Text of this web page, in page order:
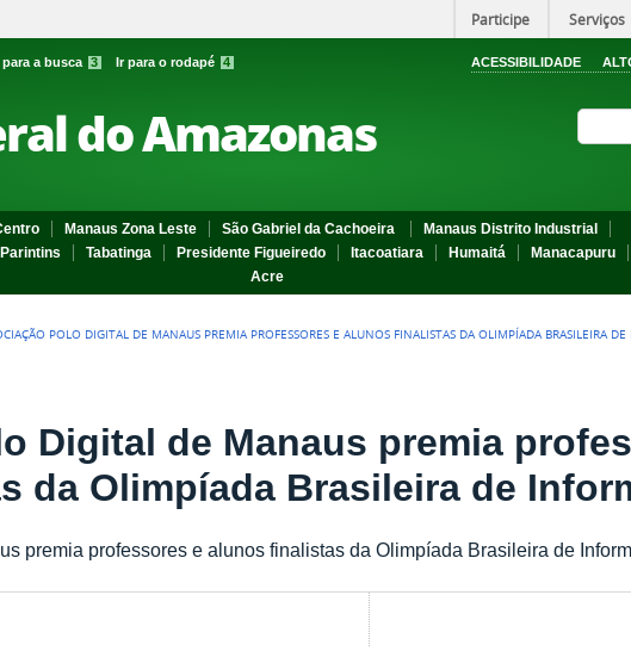
Participe Serviços
para a busca 3 Ir para o rodapé 4 ACESSIBILIDADE
do Amazonas
Manaus Zona Leste São Gabriel da Cachoeira
Manaus Distrito Industrial
Parintins Tabatinga Presidente Figueiredo Itacoatiara Humaitá Manacapuru
Acre
POLO DIGITAL DE MANAUS PREMIA PROFESSORES E ALUNOS FINALISTAS DA OLIMPÍADA BRASILEIRA
Digital de Manaus premia
da Olimpíada Brasileira de
premia professores e alunos finalistas da Olimpíada Brasileira de